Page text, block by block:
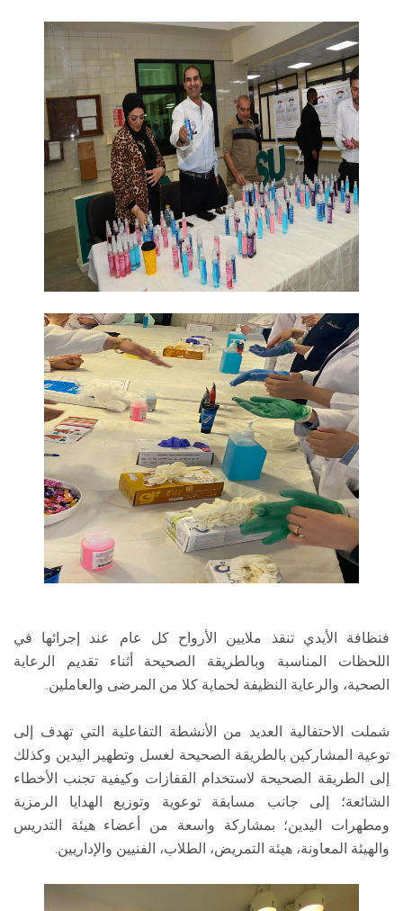
فنظافة الأيدي تنقذ ملايين الأرواح كل عام عند إجرائها في
اللحظات المناسبة وبالطريقة الصحيحة أثناء تقديم الرعاية
الصحية، والرعاية النظيفة لحماية كلا من المرضى والعاملين.
شملت الاحتفالية العديد من الأنشطة التفاعلية التي تهدف إلى
توعية المشاركين بالطريقة الصحيحة لغسل وتطهير اليدين وكذلك
إلى الطريقة الصحيحة لاستخدام القفازات وكيفية تجنب الأخطاء
الشائعة؛ إلى جانب مسابقة توعوية وتوزيع الهدايا الرمزية
ومطهرات اليدين؛ بمشاركة واسعة من أعضاء هيئة التدريس
والهيئة المعاونة، هيئة التمريض، الطلاب، الفنيين والإداريين.